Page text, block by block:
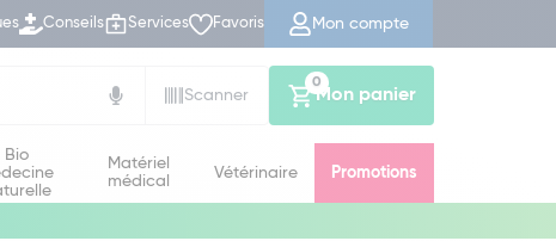
Conseils Services Favoris Mon compte
Scanner
Mon panier
0
Bio
Matériel
médical
Vétérinaire Promotions